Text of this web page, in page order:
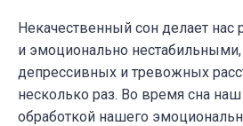
Некачественный сон делает
и эмоционально
депрессивных и тревожных
несколько раз. Во время сна
обработкой нашего